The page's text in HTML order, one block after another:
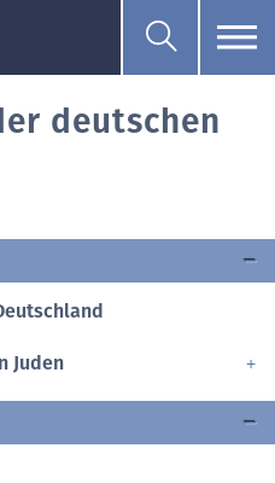
deutschen
Juden